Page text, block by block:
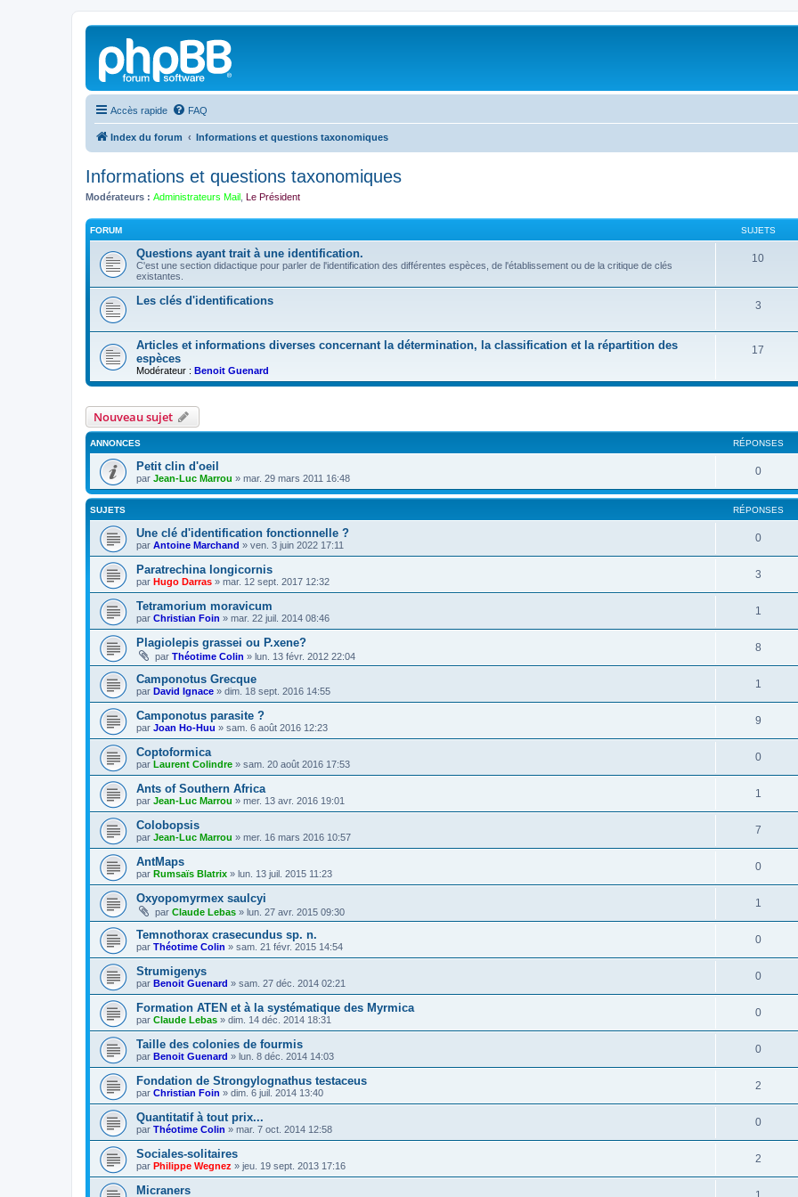
Accès rapide FAQ
Index du forum Informations et questions taxonomiques
Informations et questions taxonomiques
Modérateurs : Administrateurs Mail Le Président
FORUM SUJETS
Questions ayant trait à une identification.
C'est une section didactique pour parler de l'identification des différentes espèces, de l'établissement ou de la critique de clés
existantes.
10
Les clés d'identifications 3
Articles et informations diverses concernant la détermination, la classification et la répartition des
espèces
Modérateur : Benoit Guenard
17
Nouveau sujet
ANNONCES RÉPONSES
Petit clin d'oeil
par Jean-Luc Marrou » mar. 29 mars 2011 16:48
0
SUJETS RÉPONSES
Une clé d'identification fonctionnelle ?
par Antoine Marchand » ven. 3 juin 2022 17:11
0
Paratrechina longicornis
par Hugo Darras » mar. 12 sept. 2017 12:32
3
Tetramorium moravicum
par Christian Foin » mar. 22 juil. 2014 08:46
1
Plagiolepis grassei ou P.xene?
par Théotime Colin » lun. 13 févr. 2012 22:04
8
Camponotus Grecque
par David Ignace » dim. 18 sept. 2016 14:55
1
Camponotus parasite ?
par Joan Ho-Huu » sam. 6 août 2016 12:23
9
Coptoformica
par Laurent Colindre » sam. 20 août 2016 17:53
0
Ants of Southern Africa
par Jean-Luc Marrou » mer. 13 avr. 2016 19:01
1
Colobopsis
par Jean-Luc Marrou » mer. 16 mars 2016 10:57
7
AntMaps
par Rumsaïs Blatrix » lun. 13 juil. 2015 11:23
0
Oxyopomyrmex saulcyi
par Claude Lebas » lun. 27 avr. 2015 09:30
1
Temnothorax crasecundus sp. n.
par Théotime Colin » sam. 21 févr. 2015 14:54
0
Strumigenys
par Benoit Guenard » sam. 27 déc. 2014 02:21
0
Formation ATEN et à la systématique des Myrmica
par Claude Lebas » dim. 14 déc. 2014 18:31
0
Taille des colonies de fourmis
par Benoit Guenard » lun. 8 déc. 2014 14:03
0
Fondation de Strongylognathus testaceus
par Christian Foin » dim. 6 juil. 2014 13:40
2
Quantitatif à tout prix...
par Théotime Colin » mar. 7 oct. 2014 12:58
0
Sociales-solitaires
par Philippe Wegnez » jeu. 19 sept. 2013 17:16
2
Micraners